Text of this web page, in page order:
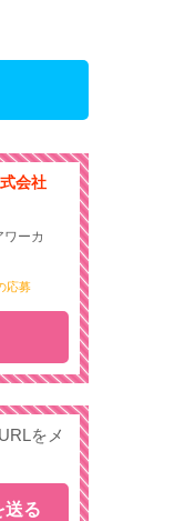
会社
ーカ
応募
をメ
送る